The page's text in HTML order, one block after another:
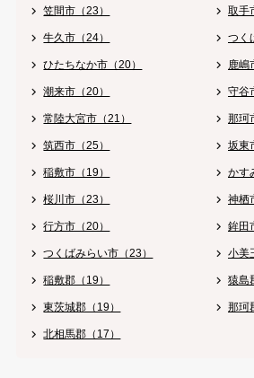
笠間市（23） 取手
牛久市（24） つく
ひたちなか市（20） 鹿嶋
潮来市（20） 守谷
常陸大宮市（21） 那珂
筑西市（25） 坂東
稲敷市（19） かす
桜川市（23） 神栖
行方市（20） 鉾田
つくばみらい市（23） 小美
稲敷郡（19） 猿島
東茨城郡（19） 那珂
北相馬郡（17）